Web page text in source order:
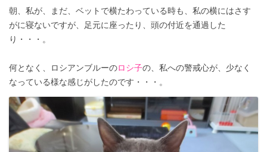
朝、私が、まだ、ベットで横たわっている時も、私の横にはさす
がに寝ないですが、足元に座ったり、頭の付近を通過した
り・・・。
何となく、ロシアンブルーのロシ子の、私への警戒心が、少なく
なっている様な感じがしたのです・・・。